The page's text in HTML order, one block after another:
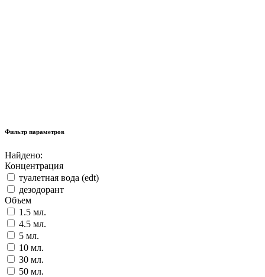
Фильтр параметров
Найдено:
Концентрация
туалетная вода (edt)
дезодорант
Объем
1.5 мл.
4.5 мл.
5 мл.
10 мл.
30 мл.
50 мл.